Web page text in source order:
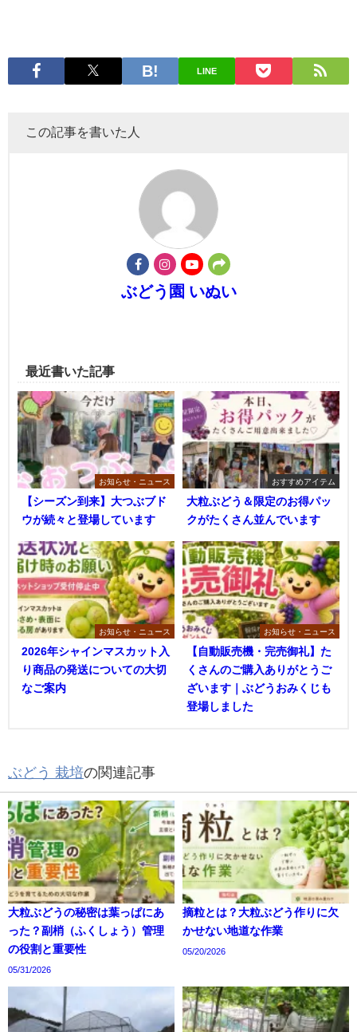
LINE
この記事を書いた人
ぶどう園 いぬい
最近書いた記事
お知らせ・ニュース
【シーズン到来】大つぶブド
ウが続々と登場しています
おすすめアイテム
大粒ぶどう＆限定のお得パッ
クがたくさん並んでいます
お知らせ・ニュース
2026年シャインマスカット入
り商品の発送についての大切
なご案内
お知らせ・ニュース
【自動販売機・完売御礼】た
くさんのご購入ありがとうご
ざいます｜ぶどうおみくじも
登場しました
ぶどう 栽培の関連記事
大粒ぶどうの秘密は葉っぱにあ
った？副梢（ふくしょう）管理
の役割と重要性
05/31/2026
摘粒とは？大粒ぶどう作りに欠
かせない地道な作業
05/20/2026